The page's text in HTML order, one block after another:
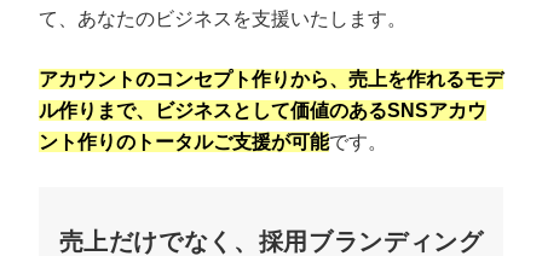
て、あなたのビジネスを支援いたします。
アカウントのコンセプト作りから、売上を作れるモデ
ル作りまで、ビジネスとして価値のあるSNSアカウ
ント作りのトータルご支援が可能です。
売上だけでなく、採用ブランディング